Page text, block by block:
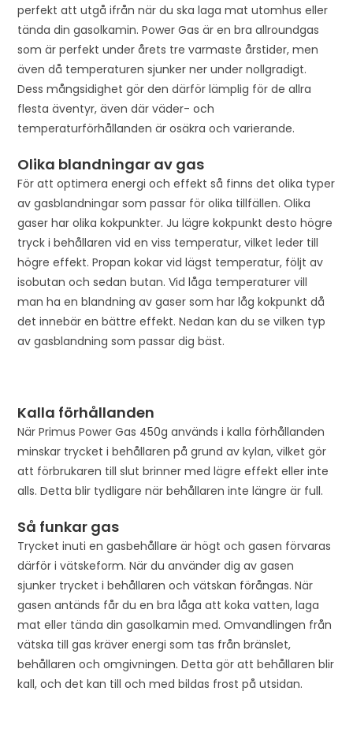
perfekt att utgå ifrån när du ska laga mat utomhus eller
tända din gasolkamin. Power Gas är en bra allroundgas
som är perfekt under årets tre varmaste årstider, men
även då temperaturen sjunker ner under nollgradigt.
Dess mångsidighet gör den därför lämplig för de allra
flesta äventyr, även där väder- och
temperaturförhållanden är osäkra och varierande.
Olika blandningar av gas
För att optimera energi och effekt så finns det olika typer
av gasblandningar som passar för olika tillfällen. Olika
gaser har olika kokpunkter. Ju lägre kokpunkt desto högre
tryck i behållaren vid en viss temperatur, vilket leder till
högre effekt. Propan kokar vid lägst temperatur, följt av
isobutan och sedan butan. Vid låga temperaturer vill
man ha en blandning av gaser som har låg kokpunkt då
det innebär en bättre effekt. Nedan kan du se vilken typ
av gasblandning som passar dig bäst.
Kalla förhållanden
När Primus Power Gas 450g används i kalla förhållanden
minskar trycket i behållaren på grund av kylan, vilket gör
att förbrukaren till slut brinner med lägre effekt eller inte
alls. Detta blir tydligare när behållaren inte längre är full.
Så funkar gas
Trycket inuti en gasbehållare är högt och gasen förvaras
därför i vätskeform. När du använder dig av gasen
sjunker trycket i behållaren och vätskan förångas. När
gasen antänds får du en bra låga att koka vatten, laga
mat eller tända din gasolkamin med. Omvandlingen från
vätska till gas kräver energi som tas från bränslet,
behållaren och omgivningen. Detta gör att behållaren blir
kall, och det kan till och med bildas frost på utsidan.